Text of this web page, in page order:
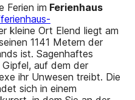
Ferien im Ferienhaus
kleine Ort Elend liegt am
1141 Metern der
ist. Sagenhaftes
auf dem der
ihr Unwesen treibt. Die
sich in einem